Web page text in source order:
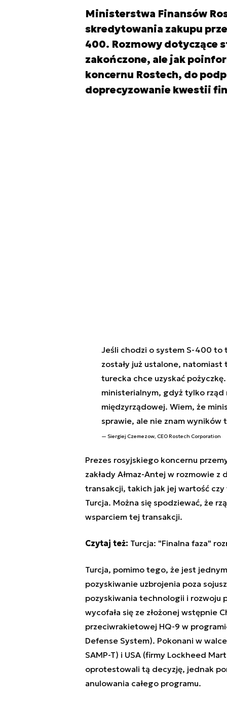
Ministerstwa Finansów
skredytowania zakupu
400. Rozmowy dotyczące
zakończone, ale jak
koncernu Rostech, do
doprecyzowanie kwestii
Jeśli chodzi o system S-400 to
zostały już ustalone,
turecka chce uzyskać
ministerialnym, gdyż tylko rząd
międzyrządowej. Wiem, że
sprawie, ale nie znam wyników
Siergiej Czemezow, CEO Rostech Corporation
Prezes rosyjskiego koncernu
zakłady Ałmaz-Antej w rozmowie
transakcji, takich jak jej wartość
Turcja. Można się spodziewać, że
wsparciem tej transakcji.
Czytaj też: Turcja: "Finalna faza"
Turcja, pomimo tego, że jest
pozyskiwanie uzbrojenia poza
pozyskiwania technologii i rozwoju
wycofała się ze złożonej wstępnie
przeciwrakietowej HQ-9 w
Defense System). Pokonani w
SAMP-T) i USA (firmy Lockheed
oprotestowali tą decyzję, jednak
anulowania całego programu.